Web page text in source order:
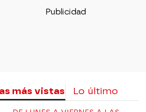
más vistas Lo último